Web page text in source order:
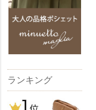
ランキング